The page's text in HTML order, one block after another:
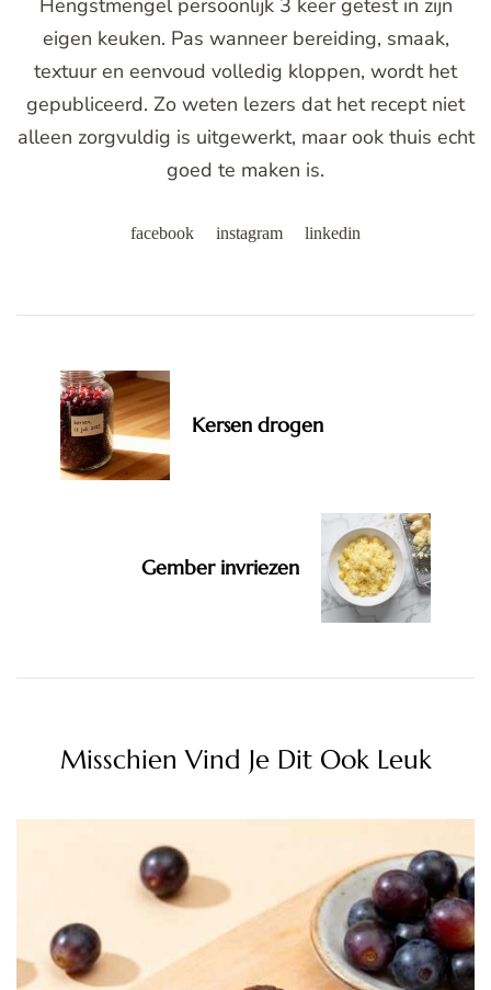
Hengstmengel persoonlijk 3 keer getest in zijn
eigen keuken. Pas wanneer bereiding, smaak,
textuur en eenvoud volledig kloppen, wordt het
gepubliceerd. Zo weten lezers dat het recept niet
alleen zorgvuldig is uitgewerkt, maar ook thuis echt
goed te maken is.
facebook instagram linkedin
Navigation
Kersen drogen
Gember invriezen
Misschien Vind Je Dit Ook Leuk